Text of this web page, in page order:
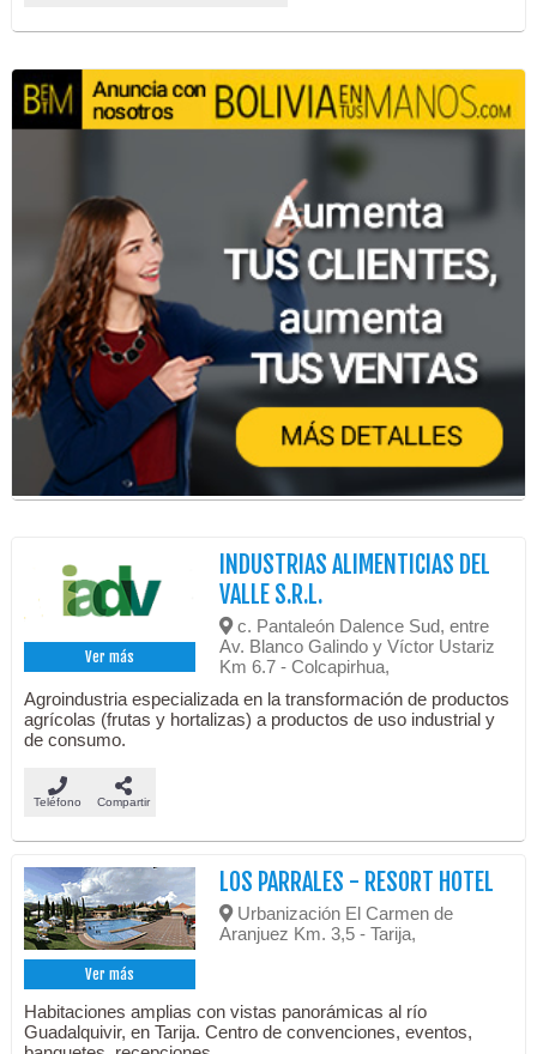
Ver más
INDUSTRIAS ALIMENTICIAS DEL
VALLE S.R.L.
c. Pantaleón Dalence Sud, entre
Av. Blanco Galindo y Víctor Ustariz
Km 6.7 - Colcapirhua,
Agroindustria especializada en la transformación de productos
agrícolas (frutas y hortalizas) a productos de uso industrial y
de consumo.
Teléfono Compartir
Ver más
LOS PARRALES - RESORT HOTEL
Urbanización El Carmen de
Aranjuez Km. 3,5 - Tarija,
Habitaciones amplias con vistas panorámicas al río
Guadalquivir, en Tarija. Centro de convenciones, eventos,